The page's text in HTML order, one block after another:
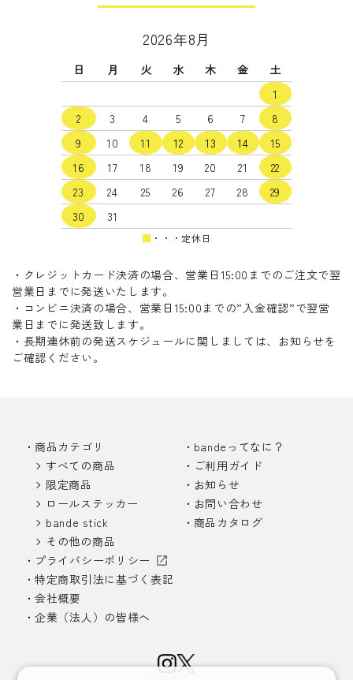
2026年8月
日 月 火 水 木 金
土
1
2
3 4 5 6 7
8
9
10 11 12 13 14
15
16
17 18 19 20 21
22
23
24 25 26 27 28
29
30
31
■ ・・・定休日
・クレジットカード決済の場合、営業日15:00までのご注文で翌
営業日までに発送いたします。
・コンビニ決済の場合、営業日15:00までの”入金確認”で翌営
業日までに発送致します。
・長期連休前の発送スケジュールに関しましては、お知らせを
ご確認ください。
商品カテゴリ
すべての商品
限定商品
ロールステッカー
bande stick
その他の商品
bandeってなに？
ご利用ガイド
お知らせ
お問い合わせ
商品カタログ
プライバシーポリシー
特定商取引法に基づく表記
会社概要
企業（法人）の皆様へ